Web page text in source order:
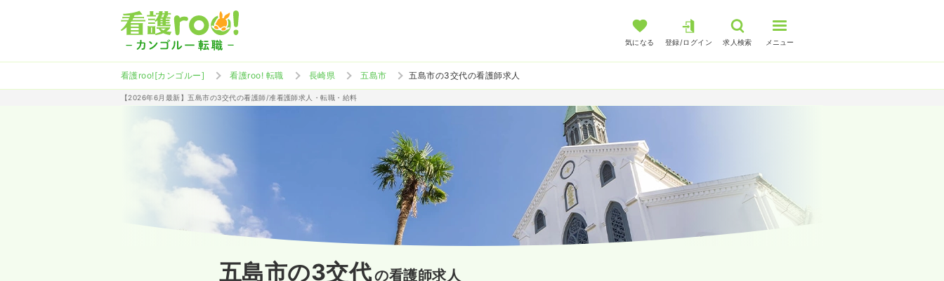
気になる 登録/ログイン 求人検索 メニュー
看護roo![カンゴルー] 看護roo! 転職 長崎県 五島市 五島市の3交代の看護師求人
【2026年6月最新】五島市の3交代の看護師/准看護師求人・転職・給料
五島市の3交代の看護師求人